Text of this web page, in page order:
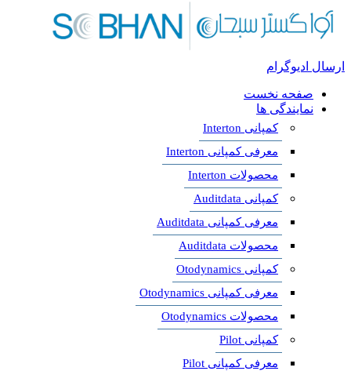
ارسال ادیوگرام
صفحه نخست
نمایندگی ها
کمپانی Interton
معرفی کمپانی Interton
محصولات Interton
کمپانی Auditdata
معرفی کمپانی Auditdata
محصولات Auditdata
کمپانی Otodynamics
معرفی کمپانی Otodynamics
محصولات Otodynamics
کمپانی Pilot
معرفی کمپانی Pilot